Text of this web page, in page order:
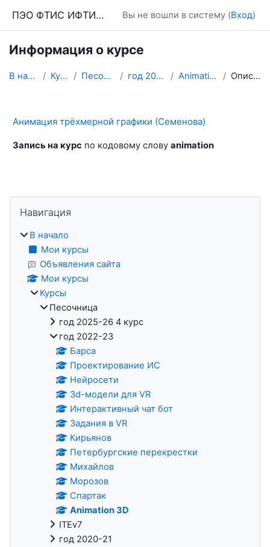
ПЭО ФТИС ИФТИС МПГУ Вы не вошли в систему (Вход)
Информация о курсе
В начало Курсы Песочница год 2022-23 Animation 3D Описание
Анимация трёхмерной графики (Семенова)
Запись на курс по кодовому слову animation
Блоки
Навигация
В начало
Мои курсы
Объявления сайта
Мои курсы
Курсы
Песочница
год 2025-26 4 курс
год 2022-23
Барса
Проектирование ИС
Нейросети
3d-модели для VR
Интерактивный чат бот
Задания в VR
Кирьянов
Петербургские перекрестки
Михайлов
Морозов
Спартак
Animation 3D
ITEv7
год 2020-21